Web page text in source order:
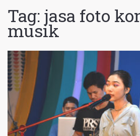
Tag: jasa foto
musik